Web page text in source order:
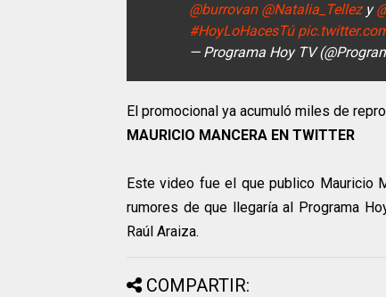
@burrovan @Natalia_Tellezy
#HoyLoHacesTú
— Programa Hoy TV
El promocional ya acumuló miles de
MAURICIO MANCERA EN TWITTER
Este video fue el que publico Mauricio
rumores de que llegaría al Programa
Raúl Araiza.
COMPARTIR: